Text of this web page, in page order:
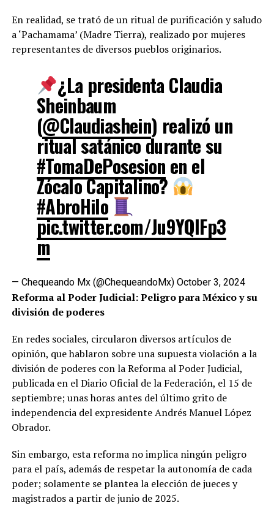
En realidad, se trató de un ritual de purificación y saludo
a ‘Pachamama’ (Madre Tierra), realizado por mujeres
representantes de diversos pueblos originarios.
¿La presidenta Claudia
Sheinbaum
(@Claudiashein) realizó un
ritual satánico durante su
#TomaDePosesion en el
Zócalo Capitalino?
#AbroHilo
pic.twitter.com/Ju9YQIFp3
m
— Chequeando Mx (@ChequeandoMx) October 3, 2024
Reforma al Poder Judicial: Peligro para México y su
división de poderes
En redes sociales, circularon diversos artículos de
opinión, que hablaron sobre una supuesta violación a la
división de poderes con la Reforma al Poder Judicial,
publicada en el Diario Oficial de la Federación, el 15 de
septiembre; unas horas antes del último grito de
independencia del expresidente Andrés Manuel López
Obrador.
Sin embargo, esta reforma no implica ningún peligro
para el país, además de respetar la autonomía de cada
poder; solamente se plantea la elección de jueces y
magistrados a partir de junio de 2025.